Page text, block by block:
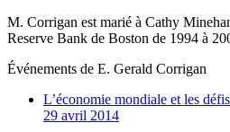
M. Corrigan est marié à Cathy
Reserve Bank de Boston de 1994 à
Événements de E. Gerald Corrigan
L’économie mondiale et les
29 avril 2014